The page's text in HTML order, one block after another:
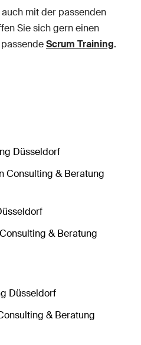
mit der passenden
Sie sich gern einen
Scrum Training.
Düsseldorf
Consulting & Beratung
& Beratung
Düsseldorf
& Beratung